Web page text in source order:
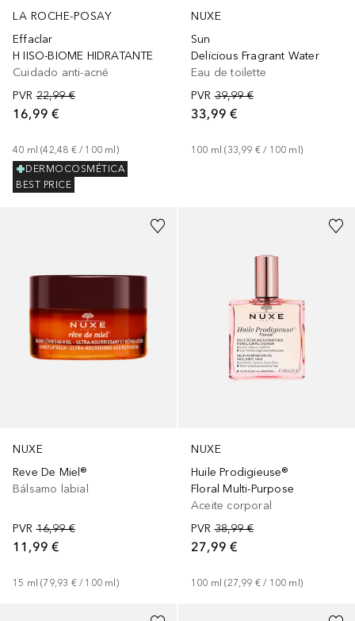
LA ROCHE-POSAY
Effaclar
H IISO-BIOME HIDRATANTE
Cuidado anti-acné
PVR 22,99 €
16,99 €
40 ml (42,48 € / 100 ml)
DERMOCOSMÉTICA
BEST PRICE
NUXE
Sun
Delicious Fragrant Water
Eau de toilette
PVR 39,99 €
33,99 €
100 ml (33,99 € / 100 ml)
NUXE
Reve De Miel®
Bálsamo labial
PVR 16,99 €
11,99 €
15 ml (79,93 € / 100 ml)
NUXE
Huile Prodigieuse®
Floral Multi-Purpose
Aceite corporal
PVR 38,99 €
27,99 €
100 ml (27,99 € / 100 ml)